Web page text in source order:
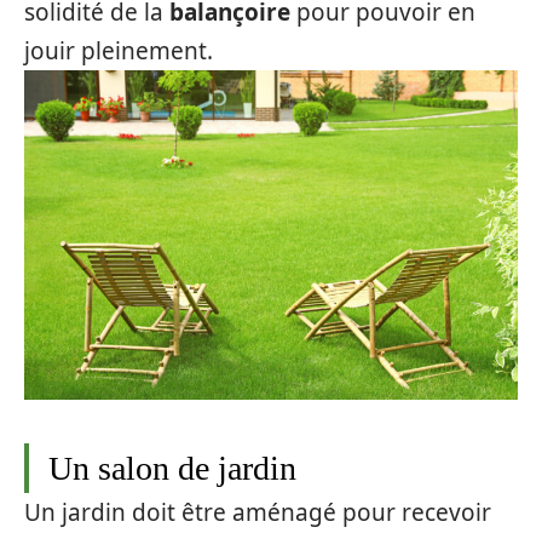
solidité de la balançoire pour pouvoir en
jouir pleinement.
Un salon de jardin
Un jardin doit être aménagé pour recevoir